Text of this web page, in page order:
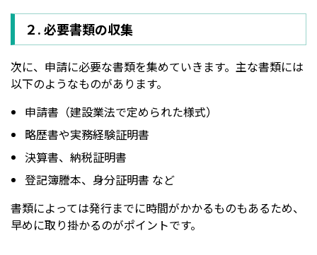
２. 必要書類の収集
次に、申請に必要な書類を集めていきます。主な書類には
以下のようなものがあります。
申請書（建設業法で定められた様式）
略歴書や実務経験証明書
決算書、納税証明書
登記簿謄本、身分証明書 など
書類によっては発行までに時間がかかるものもあるため、
早めに取り掛かるのがポイントです。